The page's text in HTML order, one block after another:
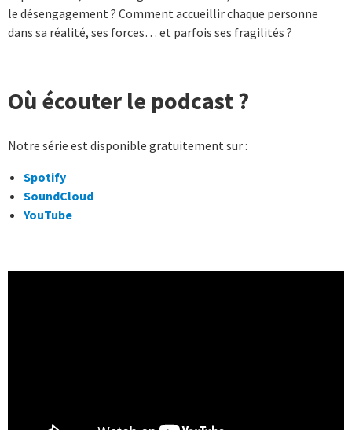
le désengagement ? Comment accueillir chaque personne
dans sa réalité, ses forces… et parfois ses fragilités ?
Où écouter le podcast ?
Notre série est disponible gratuitement sur :
Spotify
SoundCloud
YouTube